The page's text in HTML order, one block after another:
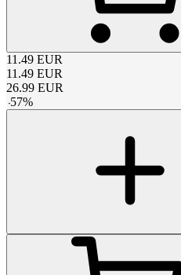
11.49 EUR
11.49 EUR
26.99 EUR
-57%